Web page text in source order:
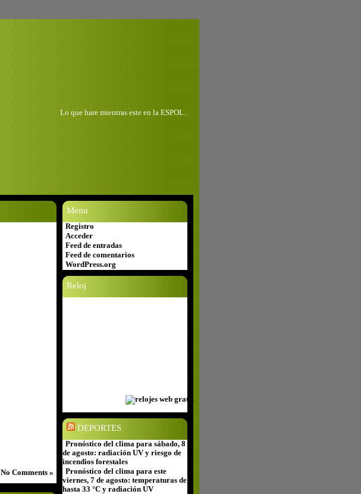
Lo que hare mientras este en la ESPOL..
No Comments »
Menu
Registro
Acceder
Feed de entradas
Feed de comentarios
WordPress.org
Reloj
DEPORTES
Pronóstico del clima para sábado, 8
de agosto: radiación UV y riesgo de
incendios forestales
Pronóstico del clima para este
viernes, 7 de agosto: temperaturas de
hasta 33 °C y radiación UV